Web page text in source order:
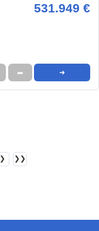
531.949 €
➦ ➜
❯ ❯❯